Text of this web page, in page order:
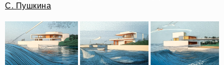
С. Пушкина